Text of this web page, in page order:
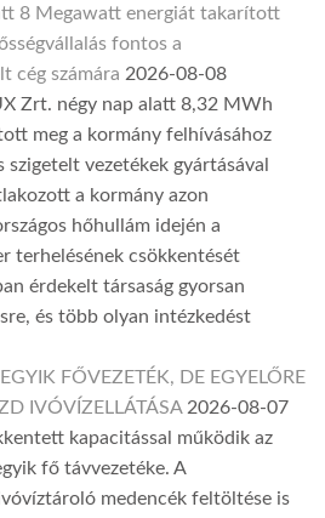
8 Megawatt energiát takarított
fontos a
cég számára 2026-08-08
Zrt. négy nap alatt 8,32 MWh
meg a kormány felhívásához
szigetelt vezetékek gyártásával
a kormány azon
hőhullám idején a
terhelésének csökkentését
érdekelt társaság gyorsan
és több olyan intézkedést
FŐVEZETÉK, DE EGYELŐRE
IVÓVÍZELLÁTÁSA 2026-08-07
kapacitással működik az
fő távvezetéke. A
medencék feltöltése is